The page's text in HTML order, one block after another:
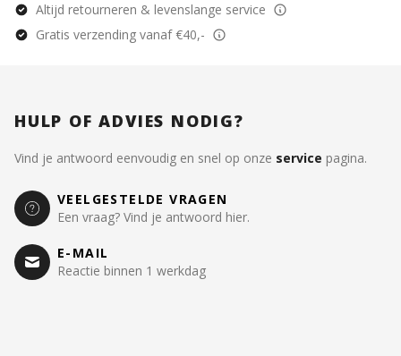
Altijd retourneren & levenslange service
Gratis verzending vanaf €40,-
HULP OF ADVIES NODIG?
Vind je antwoord eenvoudig en snel op onze service pagina.
VEELGESTELDE VRAGEN
Een vraag? Vind je antwoord hier.
E-MAIL
Reactie binnen 1 werkdag